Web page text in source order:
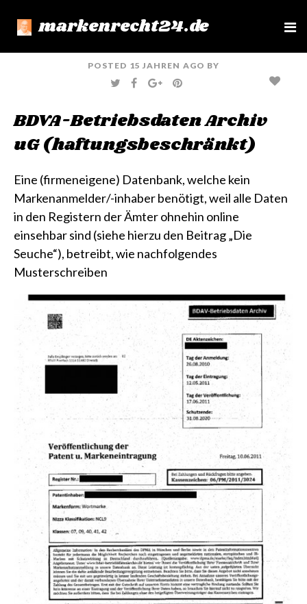
markenrecht24.de
e
POSTED 15 JAHREN AGO BY
T
W
T
E
F
A
B
O
G
O
E
P
I
E
R
T
BDVA-Betriebsdaten Archiv
uG (haftungsbeschränkt)
Eine (firmeneigene) Datenbank, welche kein
Markenanmelder/-inhaber benötigt, weil alle Daten
in den Registern der Ämter ohnehin online
einsehbar sind (siehe hierzu den Beitrag„Die
Seuche“), betreibt, wie nachfolgendes
Musterschreiben